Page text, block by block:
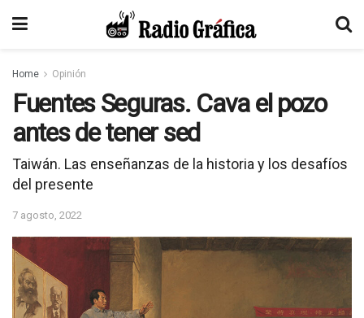
Home Opinión
Fuentes Seguras. Cava el pozo
antes de tener sed
Taiwán. Las enseñanzas de la historia y los desafíos
del presente
7 agosto, 2022